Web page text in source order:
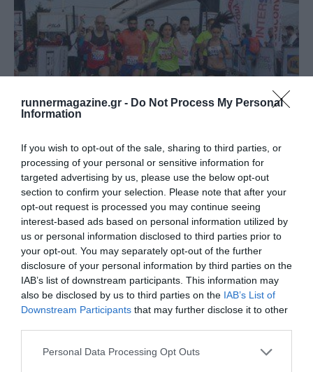
runnermagazine.gr - Do Not Process My Personal
Information
If you wish to opt-out of the sale, sharing to third parties, or
processing of your personal or sensitive information for
targeted advertising by us, please use the below opt-out
section to confirm your selection. Please note that after your
opt-out request is processed you may continue seeing
interest-based ads based on personal information utilized by
us or personal information disclosed to third parties prior to
your opt-out. You may separately opt-out of the further
disclosure of your personal information by third parties on the
IAB’s list of downstream participants. This information may
also be disclosed by us to third parties on the IAB’s List of
Downstream Participants that may further disclose it to other
Personal Data Processing Opt Outs
SAUCONY
14-10-2018: Αγώνας με χαρακτήρα fun run 9, 6 & 3 χλμ.